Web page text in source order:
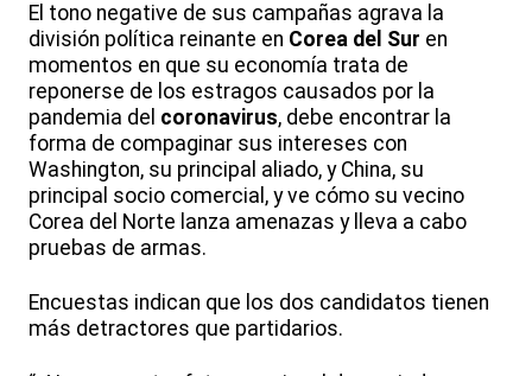
El tono negative de sus campañas agrava la
división política reinante en Corea del Sur en
momentos en que su economía trata de
reponerse de los estragos causados por la
pandemia del coronavirus, debe encontrar la
forma de compaginar sus intereses con
Washington, su principal aliado, y China, su
principal socio comercial, y ve cómo su vecino
Corea del Norte lanza amenazas y lleva a cabo
pruebas de armas.
Encuestas indican que los dos candidatos tienen
más detractores que partidarios.